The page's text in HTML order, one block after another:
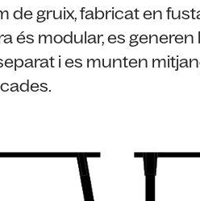
de gruix, fabricat en
és modular, es generen
i es munten